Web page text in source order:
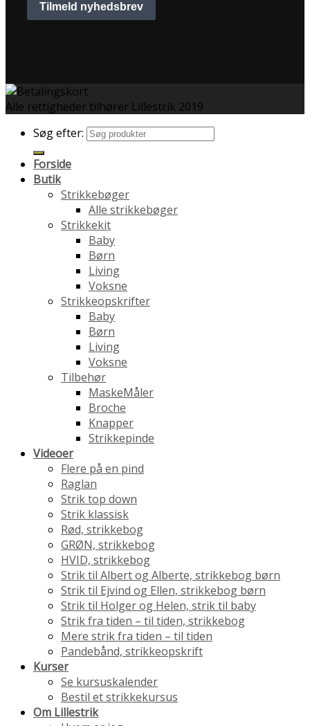
Alle rettigheder tilhører Lillestrik 2019
Søg efter:
Forside
Butik
Strikkebøger
Alle strikkebøger
Strikkekit
Baby
Børn
Living
Voksne
Strikkeopskrifter
Baby
Børn
Living
Voksne
Tilbehør
MaskeMåler
Broche
Knapper
Strikkepinde
Videoer
Flere på en pind
Raglan
Strik top down
Strik klassisk
Rød, strikkebog
GRØN, strikkebog
HVID, strikkebog
Strik til Albert og Alberte, strikkebog børn
Strik til Ejvind og Ellen, strikkebog børn
Strik til Holger og Helen, strik til baby
Strik fra tiden – til tiden, strikkebog
Mere strik fra tiden – til tiden
Pandebånd, strikkeopskrift
Kurser
Se kursuskalender
Bestil et strikkekursus
Om Lillestrik